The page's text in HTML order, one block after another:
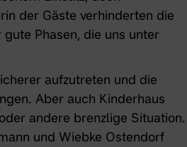
der Gäste verhinderten die
Phasen, die uns unter
aufzutreten und die
Aber auch Kinderhaus
andere brenzlige Situation.
und Wiebke Ostendorf